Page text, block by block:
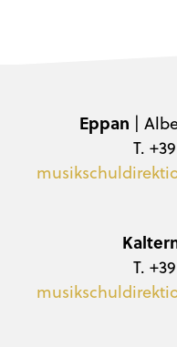
Eppan |
T.
T.